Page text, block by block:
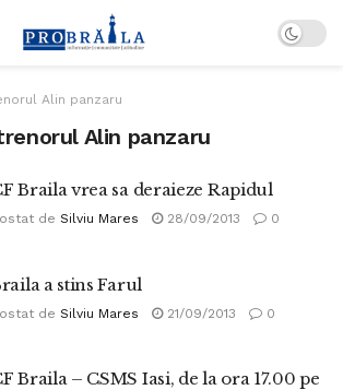
Alin panzaru
Alin panzaru
Braila vrea sa deraieze Rapidul
de Silviu Mares 28/09/2013 0
a stins Farul
de Silviu Mares 21/09/2013 0
Braila – CSMS Iasi, de la ora 17.00 pe